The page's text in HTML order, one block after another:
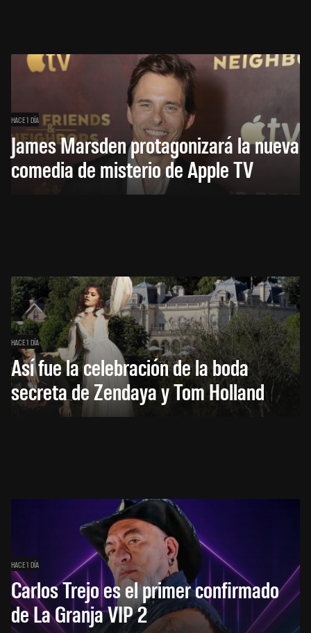
HACE 1 DÍA
James Marsden protagonizará la nueva
comedia de misterio de Apple TV
HACE 1 DÍA
Así fue la celebración de la boda
secreta de Zendaya y Tom Holland
HACE 1 DÍA
Carlos Trejo es el primer confirmado
de La Granja VIP 2